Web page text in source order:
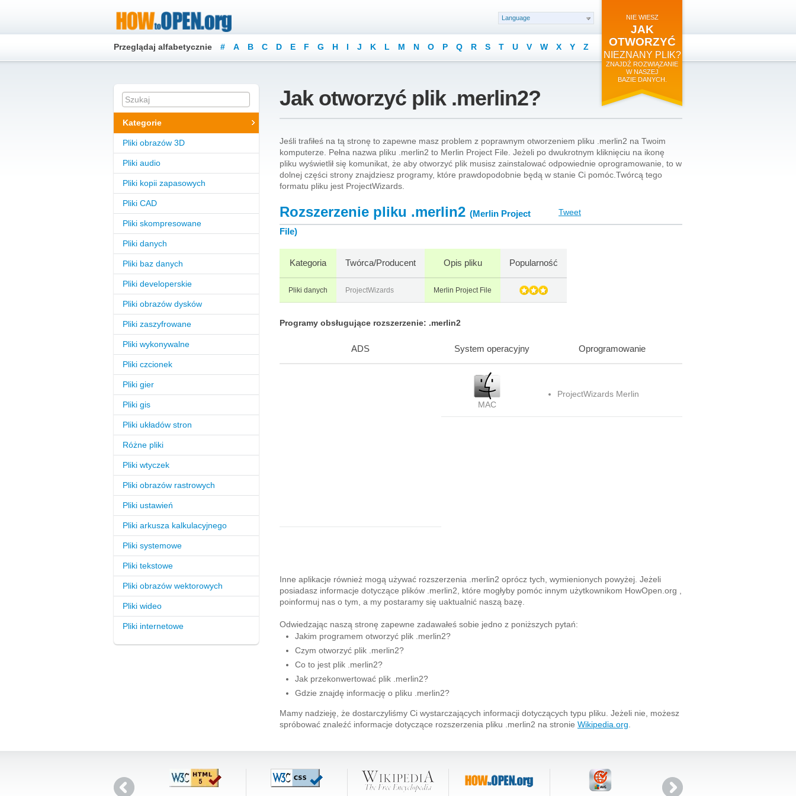
Przeglądaj alfabetycznie # A B C D E F G H I J K L M N O P Q R S T U V W X Y Z
NIE WIESZ
JAK
OTWORZYĆ
NIEZNANY PLIK?
ZNAJDŹ ROZWIĄZANIE
W NASZEJ
BAZIE DANYCH.
Language
Kategorie
Pliki obrazów 3D
Pliki audio
Pliki kopii zapasowych
Pliki CAD
Pliki skompresowane
Pliki danych
Pliki baz danych
Pliki developerskie
Pliki obrazów dysków
Pliki zaszyfrowane
Pliki wykonywalne
Pliki czcionek
Pliki gier
Pliki gis
Pliki układów stron
Różne pliki
Pliki wtyczek
Pliki obrazów rastrowych
Pliki ustawień
Pliki arkusza kalkulacyjnego
Pliki systemowe
Pliki tekstowe
Pliki obrazów wektorowych
Pliki wideo
Pliki internetowe
Jak otworzyć plik .merlin2?
Jeśli trafiłeś na tą stronę to zapewne masz problem z poprawnym otworzeniem pliku .merlin2 na Twoim
komputerze. Pełna nazwa pliku .merlin2 to Merlin Project File. Jeżeli po dwukrotnym kliknięciu na ikonę
pliku wyświetlił się komunikat, że aby otworzyć plik musisz zainstalować odpowiednie oprogramowanie, to w
dolnej części strony znajdziesz programy, które prawdopodobnie będą w stanie Ci pomóc.Twórcą tego
formatu pliku jest ProjectWizards.
Rozszerzenie pliku .merlin2 (Merlin Project
File)
Tweet
Kategoria Twórca/Producent Opis pliku Popularność
Pliki danych ProjectWizards Merlin Project File
Programy obsługujące rozszerzenie: .merlin2
ADS System operacyjny Oprogramowanie
MAC
ProjectWizards Merlin
Inne aplikacje również mogą używać rozszerzenia .merlin2 oprócz tych, wymienionych powyżej. Jeżeli
posiadasz informacje dotyczące plików .merlin2, które mogłyby pomóc innym użytkownikom HowOpen.org ,
poinformuj nas o tym, a my postaramy się uaktualnić naszą bazę.
Odwiedzając naszą stronę zapewne zadawałeś sobie jedno z poniższych pytań:
Jakim programem otworzyć plik .merlin2?
Czym otworzyć plik .merlin2?
Co to jest plik .merlin2?
Jak przekonwertować plik .merlin2?
Gdzie znajdę informację o pliku .merlin2?
Mamy nadzieję, że dostarczyliśmy Ci wystarczających informacji dotyczących typu pliku. Jeżeli nie, możesz
spróbować znaleźć informacje dotyczące rozszerzenia pliku .merlin2 na stronie Wikipedia.org